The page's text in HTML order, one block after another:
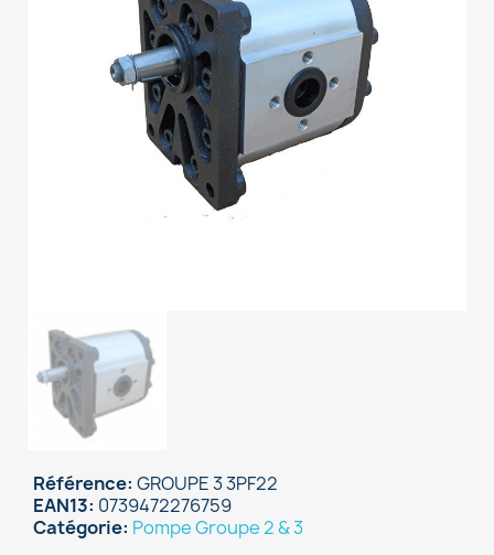
Référence GROUPE 3 3PF22
EAN13 0739472276759
Catégorie Pompe Groupe 2 & 3